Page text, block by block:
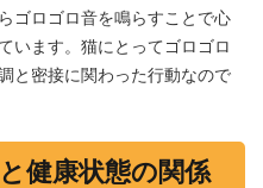
ゴロゴロ音を鳴らすことで心
います。猫にとってゴロゴロ
と密接に関わった行動なので
健康状態の関係